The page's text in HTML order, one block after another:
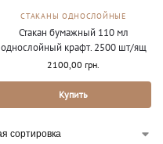
СТАКАНЫ ОДНОСЛОЙНЫЕ
Стакан бумажный 110 мл
однослойный крафт. 2500 шт/ящ
2100,00 грн.
Купить